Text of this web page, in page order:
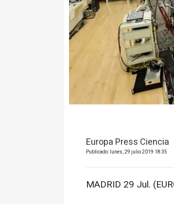
Europa Press Ciencia
Publicado: lunes, 29 julio 2019 18:35
MADRID 29 Jul.